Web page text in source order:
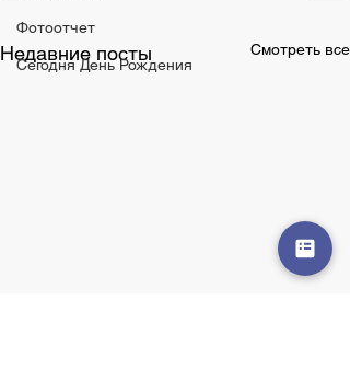
Фотоотчет
Сегодня День Рождения
Недавние посты Смотреть все